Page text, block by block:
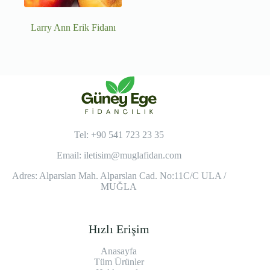
Larry Ann Erik Fidanı
Tel: +90 541 723 23 35
Email: iletisim@muglafidan.com
Adres: Alparslan Mah. Alparslan Cad. No:11C/C ULA /
MUĞLA
Hızlı Erişim
Anasayfa
Tüm Ürünler